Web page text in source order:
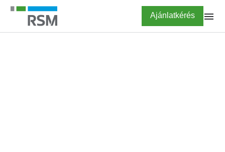
Ugrás
tartalomra
Highlighted
Ajánlatkérés